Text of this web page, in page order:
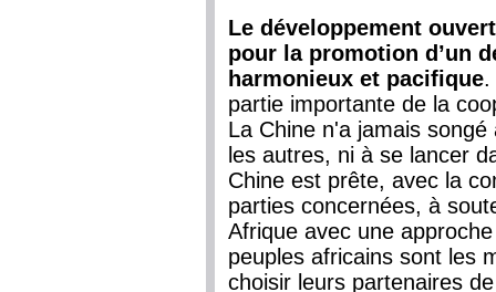
Le développement
pour la promotion d’un
harmonieux et pacifique.
partie importante de la
La Chine n'a jamais
les autres, ni à se lancer
Chine est prête, avec la
parties concernées, à
Afrique avec une
peuples africains sont les
choisir leurs partenaires